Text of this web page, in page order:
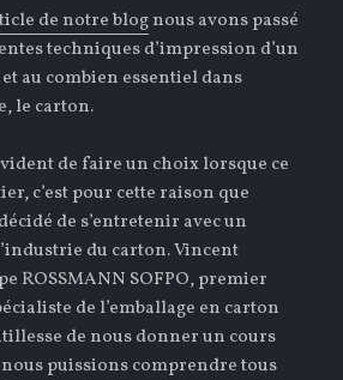
de notre blognous avons passé
techniques d’impression d’un
au combien essentiel dans
le carton.
de faire un choix lorsque ce
c’est pour cette raison que
de s’entretenir avec un
du carton. Vincent
ROSSMANN SOFPO, premier
de l’emballage en carton
de nous donner un cours
puissions comprendre tous